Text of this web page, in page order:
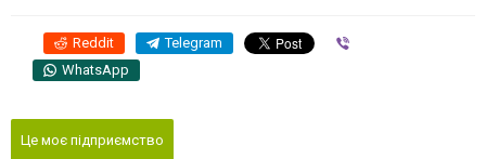
Reddit Telegram
WhatsApp
Це моє підприємство